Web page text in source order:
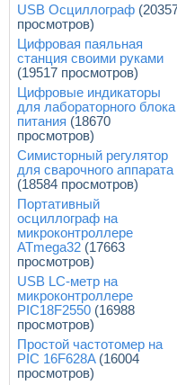
USB Осциллограф
просмотров)
Цифровая паяльная
станция своими руками
(19517 просмотров)
Цифровые индикаторы
для лабораторного блока
питания (18670
просмотров)
Симисторный регулятор
для сварочного аппарата
(18584 просмотров)
Портативный
осциллограф на
микроконтроллере
ATmega32 (17663
просмотров)
USB LC-метр на
микроконтроллере
PIC18F2550 (16988
просмотров)
Простой частотомер на
PIC 16F628A(16004
просмотров)